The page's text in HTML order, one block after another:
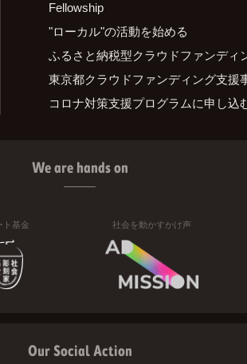
Fellowship
"ローカル"の活動を始める
ふるさと納税型クラウドファンディ
東京都クラウドファンディング支援
コロナ対策支援プログラムに申し込
We are hands on
ト基金 社会を動かすかけ声
Our Social Action